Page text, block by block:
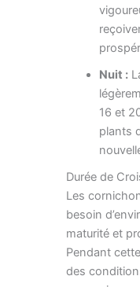
Nuit :
16 et
plants
Durée de
Les
besoin
maturité et
Pendant
des